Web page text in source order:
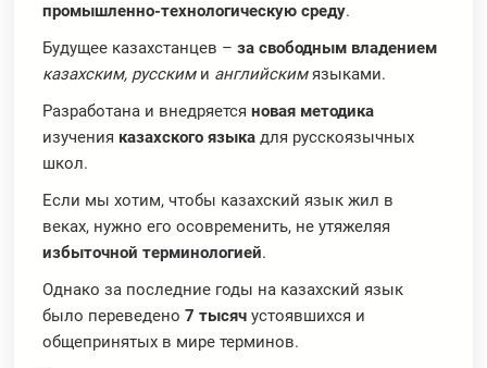
промышленно-технологическую среду.
Будущее казахстанцев –за свободным владением
казахским, русским и английскимязыками.
Разработана и внедряетсяновая методика
изучения казахского языка для русскоязычных
школ.
Если мы хотим, чтобы казахский язык жил в
веках, нужно его осовременить, не утяжеляя
избыточной терминологией.
Однако за последние годы на казахский язык
было переведено7 тысяч устоявшихся и
общепринятых в мире терминов.